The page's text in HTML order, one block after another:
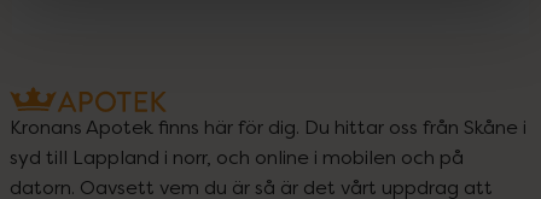
Kronans Apotek finns här för dig. Du hittar oss från Skåne i
syd till Lappland i norr, och online i mobilen och på
datorn. Oavsett vem du är så är det vårt uppdrag att